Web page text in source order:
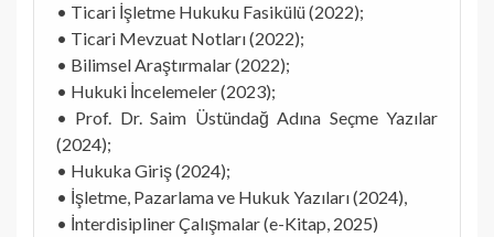
• Ticari İşletme Hukuku Fasikülü (2022);
• Ticari Mevzuat Notları (2022);
• Bilimsel Araştırmalar (2022);
• Hukuki İncelemeler (2023);
• Prof. Dr. Saim Üstündağ Adına Seçme Yazılar
(2024);
• Hukuka Giriş (2024);
• İşletme, Pazarlama ve Hukuk Yazıları (2024),
• İnterdisipliner Çalışmalar (e-Kitap, 2025)